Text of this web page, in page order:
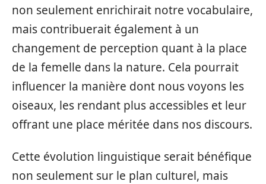
non seulement enrichirait notre vocabulaire,
mais contribuerait également à un
changement de perception quant à la place
de la femelle dans la nature. Cela pourrait
influencer la manière dont nous voyons les
oiseaux, les rendant plus accessibles et leur
offrant une place méritée dans nos discours.
Cette évolution linguistique serait bénéfique
non seulement sur le plan culturel, mais